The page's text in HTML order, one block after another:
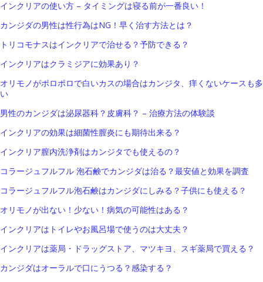
インクリアの使い方 – タイミングは寝る前が一番良い！
カンジダの男性は性行為はNG！早く治す方法とは？
トリコモナスはインクリアで治せる？予防できる？
インクリアはクラミジアに効果あり？
オリモノがポロポロで白いカスの場合はカンジタ、痒くないケースも多
い
男性のカンジダは泌尿器科？皮膚科？ – 治療方法の体験談
インクリアの効果は細菌性膣炎にも期待出来る？
インクリア膣内洗浄剤はカンジタでも使えるの？
コラージュフルフル 泡石鹸でカンジダは治る？最安値と効果を調査
コラージュフルフル泡石鹸はカンジダにしみる？子供にも使える？
オリモノが出ない！少ない！病気の可能性はある？
インクリアはトイレやお風呂場で使うのは大丈夫？
インクリアは薬局・ドラッグストア、マツキヨ、スギ薬局で買える？
カンジダはオーラルで口にうつる？感染する？